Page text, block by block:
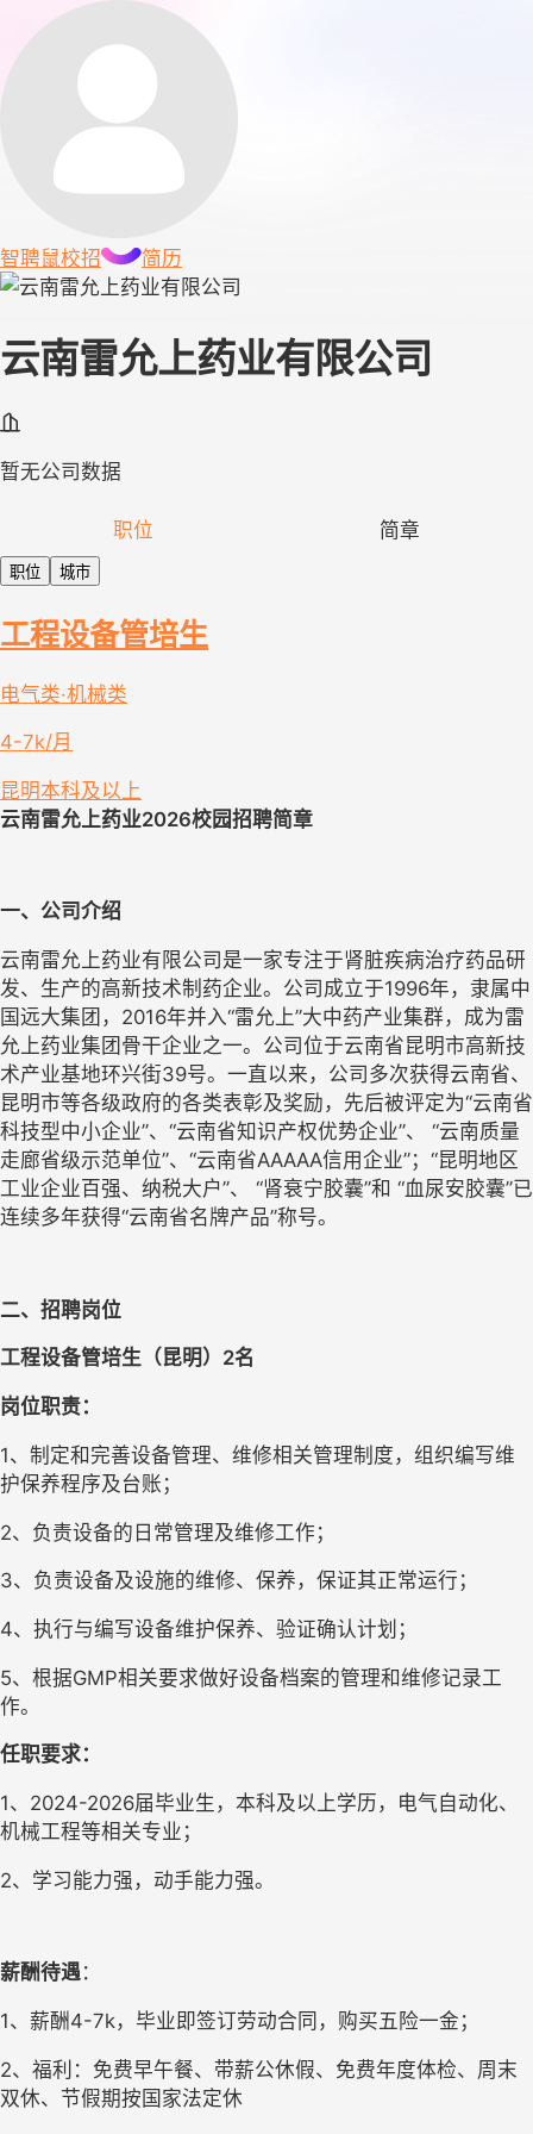
智聘鼠校招 简历
云南雷允上药业有限公司
暂无公司数据
职位 简章
职位 城市
工程设备管培生
电气类·机械类
4-7k/月
昆明本科及以上
云南雷允上药业2026校园招聘简章
一、公司介绍
云南雷允上药业有限公司是一家专注于肾脏疾病治疗药品研
发、生产的高新技术制药企业。公司成立于1996年，隶属中
国远大集团，2016年并入“雷允上”大中药产业集群，成为雷
允上药业集团骨干企业之一。公司位于云南省昆明市高新技
术产业基地环兴街39号。一直以来，公司多次获得云南省、
昆明市等各级政府的各类表彰及奖励，先后被评定为“云南省
科技型中小企业”、“云南省知识产权优势企业”、 “云南质量
走廊省级示范单位”、“云南省AAAAA信用企业”；“昆明地区
工业企业百强、纳税大户”、 “肾衰宁胶囊”和 “血尿安胶囊”已
连续多年获得“云南省名牌产品”称号。
二、招聘岗位
工程设备管培生（昆明）2名
岗位职责：
1、制定和完善设备管理、维修相关管理制度，组织编写维
护保养程序及台账；
2、负责设备的日常管理及维修工作；
3、负责设备及设施的维修、保养，保证其正常运行；
4、执行与编写设备维护保养、验证确认计划；
5、根据GMP相关要求做好设备档案的管理和维修记录工
作。
任职要求：
1、2024-2026届毕业生，本科及以上学历，电气自动化、
机械工程等相关专业；
2、学习能力强，动手能力强。
薪酬待遇：
1、 薪酬4-7k，毕业即签订劳动合同，购买五险一金；
2、福利：免费早午餐、带薪公休假、免费年度体检、周末
双休、节假期按国家法定休